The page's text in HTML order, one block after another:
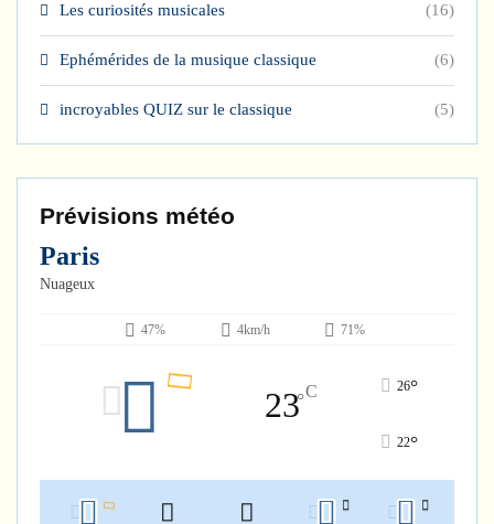
Les curiosités musicales (16)
Ephémérides de la musique classique (6)
incroyables QUIZ sur le classique (5)
Prévisions météo
Paris
Nuageux
47% 4km/h 71%
23°C 26°
22°